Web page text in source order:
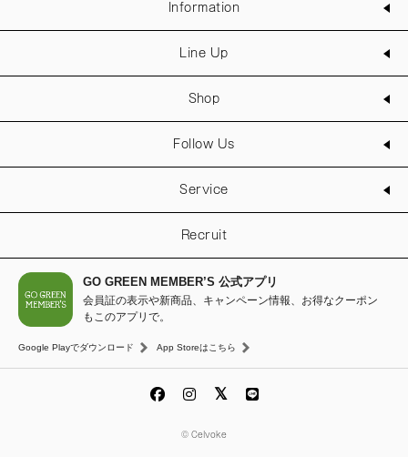
Information
Line Up
Shop
Follow Us
Service
Recruit
GO GREEN MEMBER’S 公式アプリ
会員証の表示や新商品、キャンペーン情報、お得なクーポン
もこのアプリで。
Google Playでダウンロード App Storeはこちら
© Celvoke